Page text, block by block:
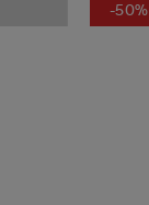
-50%